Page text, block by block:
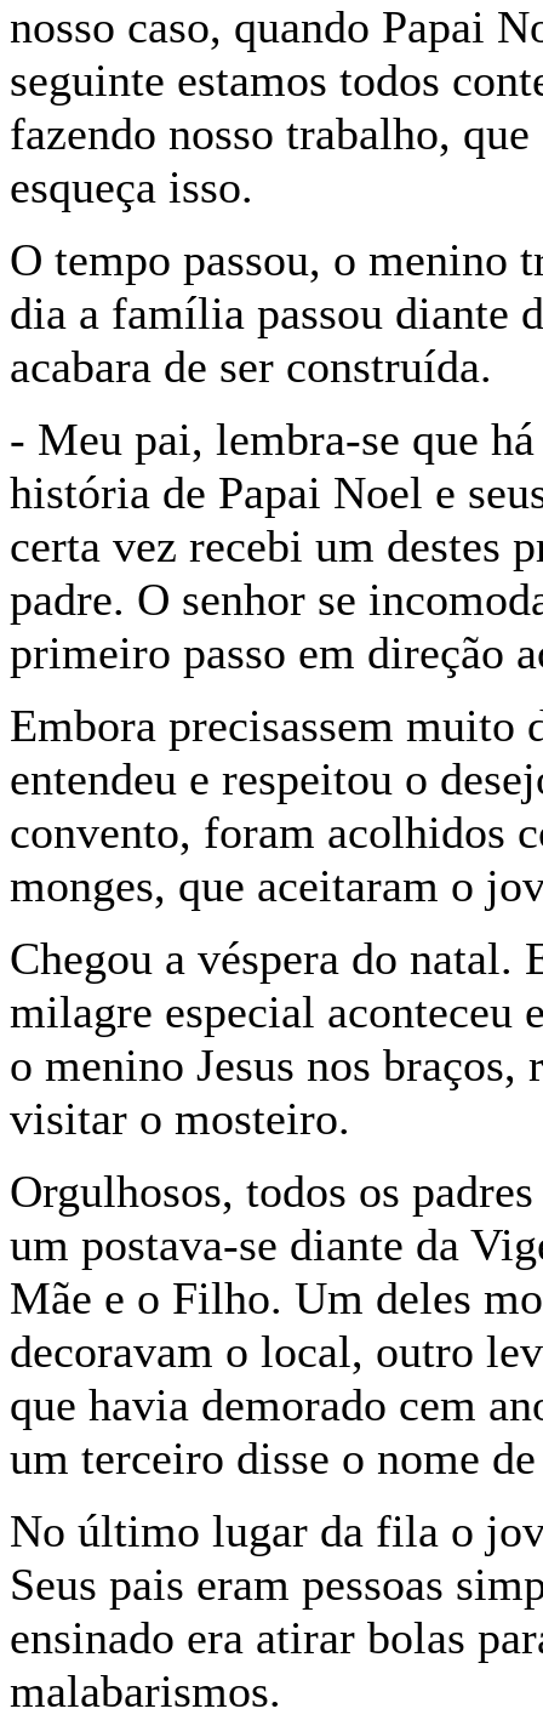
nosso caso, quando Papai
seguinte estamos todos
fazendo nosso trabalho,
esqueça isso.
O tempo passou, o menino
dia a família passou diante
acabara de ser construída.
- Meu pai, lembra-se que
história de Papai Noel e
certa vez recebi um destes
padre. O senhor se
primeiro passo em direção
Embora precisassem
entendeu e respeitou o
convento, foram acolhidos
monges, que aceitaram o
Chegou a véspera do natal.
milagre especial aconteceu
o menino Jesus nos braços,
visitar o mosteiro.
Orgulhosos, todos os
um postava-se diante da
Mãe e o Filho. Um deles
decoravam o local, outro
que havia demorado cem
um terceiro disse o nome
No último lugar da fila o
Seus pais eram pessoas
ensinado era atirar bolas
malabarismos.